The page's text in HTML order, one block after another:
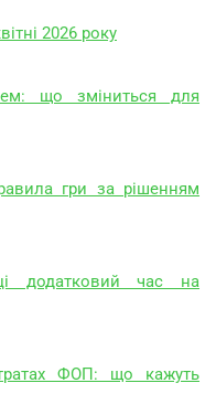
2026 року
що зміниться для
гри за рішенням
додатковий час на
ФОП: що кажуть